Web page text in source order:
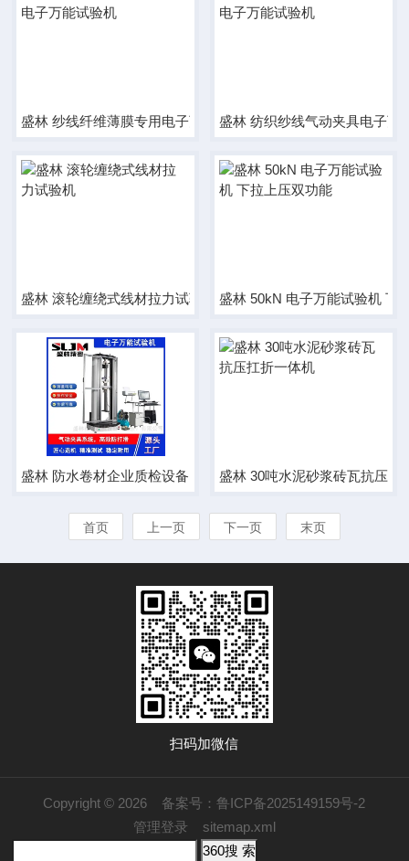
盛林 纱线纤维薄膜专用电子万能试验机盛林 纺织纱线气动夹具电子万
盛林 滚轮缠绕式线材拉力试验机 盛林 50kN 电子万能试验机 下
盛林 防水卷材企业质检设备电子万能试验机盛林 30吨水泥砂浆砖瓦抗压
首页 上一页 下一页 末页
扫码加微信
Copyright © 2026 备案号：鲁ICP备2025149159号-2
管理登录
sitemap.xml